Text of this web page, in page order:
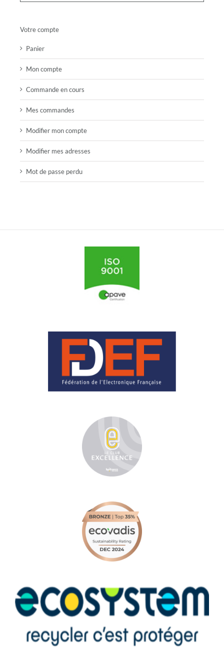
Votre compte
Panier
Mon compte
Commande en cours
Mes commandes
Modifier mon compte
Modifier mes adresses
Mot de passe perdu